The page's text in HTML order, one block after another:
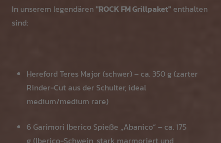
In unserem legendären "ROCK FM Grillpaket" enthalten
sind:
Hereford Teres Major (schwer) – ca. 350 g (zarter
Rinder-Cut aus der Schulter, ideal
medium/medium rare)
6 Garimori Iberico Spieße „Abanico“ – ca. 175